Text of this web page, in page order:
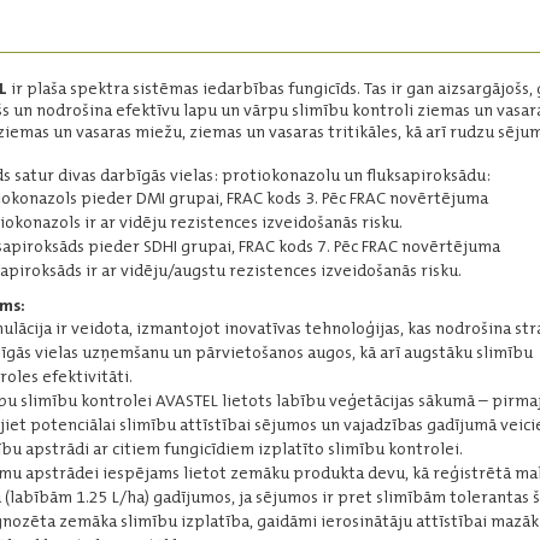
ir plaša spektra sistēmas iedarbības fungicīds. Tas ir gan aizsargājošs,
un nodrošina efektīvu lapu un vārpu slimību kontroli ziemas un
un vasaras miežu, ziemas un vasaras tritikāles, kā arī rudzu
satur divas darbīgās vielas: protiokonazolu un fluksapiroksādu:
pieder DMI grupai, FRAC kods 3. Pēc FRAC novērtējuma
ir ar vidēju rezistences izveidošanās risku.
pieder SDHI grupai, FRAC kods 7. Pēc FRAC novērtējuma
ir ar vidēju/augstu rezistences izveidošanās risku.
ir veidota, izmantojot inovatīvas tehnoloģijas, kas nodrošina
vielas uzņemšanu un pārvietošanos augos, kā arī augstāku slimību
efektivitāti.
slimību kontrolei AVASTEL lietots labību veģetācijas sākumā –
potenciālai slimību attīstībai sējumos un vajadzības gadījumā
apstrādi ar citiem fungicīdiem izplatīto slimību kontrolei.
apstrādei iespējams lietot zemāku produkta devu, kā reģistrētā
(labībām 1.25 L/ha) gadījumos, ja sējumos ir pret slimībām tolerantas
zemāka slimību izplatība, gaidāmi ierosinātāju attīstībai mazāk
Darbīgās vielas:
Iepakojums:5 l
Ražotājs:Syngenta
Lasīt vairāk
Fungicīds graudaugu slimību
ierobežošanai sējumos.
Darbīgās vielas:
mefentriflukonazols - 100 g/l
piraklostrobīns - 100 g/l
Iepakojums:5 l
Ražotājs:BASF